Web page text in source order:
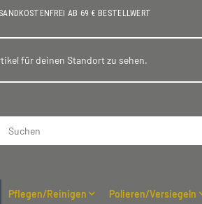
AB 69 € BESTELLWERT
für deinen Standort zu sehen.
Pflegen/Reinigen Polieren/Versiegeln